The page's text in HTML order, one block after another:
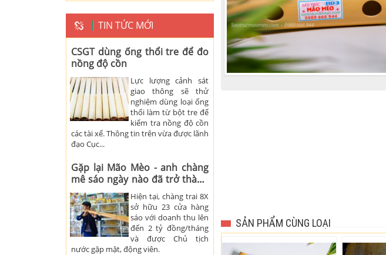
TIN TỨC MỚI
CSGT dùng ống thổi tre để đo
nồng độ cồn
Lực lượng cảnh sát
giao thông sẽ thử
nghiệm dùng loại ống
thổi làm từ bột tre để
kiểm tra nồng độ cồn
các tài xế. Thông tin trên vừa được lãnh
đạo Cục...
Gặp lại Mão Mèo - anh chàng
mê sáo ngày nào đã trở thành
ông chủ 23 cửa hàngHiện tại, chàng trai 8X
sở hữu 23 cửa hàng
sáo với doanh thu lên
đến 2 tỷ đồng/tháng
và được Chủ tịch
nước gặp mặt, động viên.
SẢN PHẨM CÙNG LOẠI